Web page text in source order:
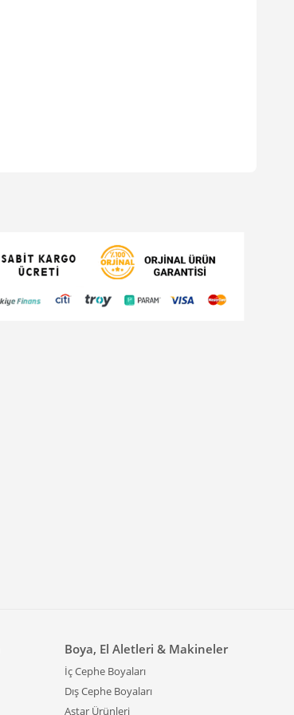
Boya, El Aletleri & Makineler
İç Cephe Boyaları
Dış Cephe Boyaları
Astar Ürünleri